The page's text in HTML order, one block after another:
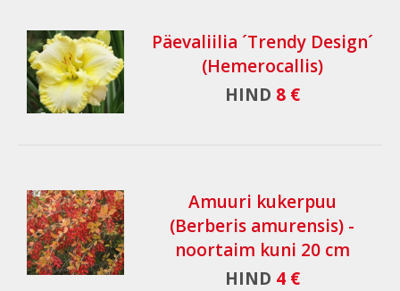
Päevaliilia ´Trendy Design´
(Hemerocallis)
HIND 8 €
Amuuri kukerpuu
(Berberis amurensis) -
noortaim kuni 20 cm
HIND 4 €